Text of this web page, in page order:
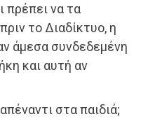
πρέπει να τα
το Διαδίκτυο, η
άμεσα συνδεδεμένη
και αυτή αν
στα παιδιά;